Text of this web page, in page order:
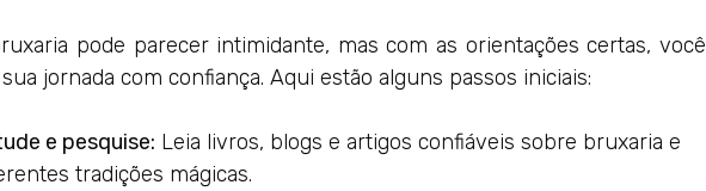
pode parecer intimidante, mas com as orientações certas, você
jornada com confiança. Aqui estão alguns passos iniciais:
e pesquise: Leia livros, blogs e artigos confiáveis sobre bruxaria e
tradições mágicas.